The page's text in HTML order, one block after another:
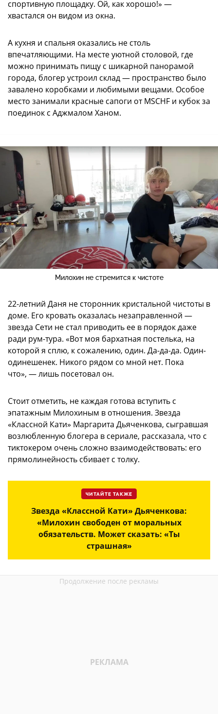
спортивную площадку. Ой, как хорошо!» —
хвастался он видом из окна.
А кухня и спальня оказались не столь
впечатляющими. На месте уютной столовой, где
можно принимать пищу с шикарной панорамой
города, блогер устроил склад — пространство было
завалено коробками и любимыми вещами. Особое
место занимали красные сапоги от MSCHF и кубок за
поединок с Аджмалом Ханом.
Милохин не стремится к чистоте
22-летний Даня не сторонник кристальной чистоты в
доме. Его кровать оказалась незаправленной —
звезда Сети не стал приводить ее в порядок даже
ради рум-тура. «Вот моя бархатная постелька, на
которой я сплю, к сожалению, один. Да-да-да. Один-
одинешенек. Никого рядом со мной нет. Пока
что», — лишь посетовал он.
Стоит отметить, не каждая готова вступить с
эпатажным Милохиным в отношения. Звезда
«Классной Кати» Маргарита Дьяченкова, сыгравшая
возлюбленную блогера в сериале, рассказала, что с
тиктокером очень сложно взаимодействовать: его
прямолинейность сбивает с толку.
ЧИТАЙТЕ ТАКЖЕ
Звезда «Классной Кати» Дьяченкова:
«Милохин свободен от моральных
обязательств. Может сказать: «Ты
страшная»